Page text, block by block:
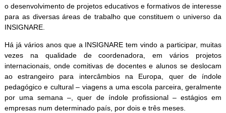
o desenvolvimento de projetos educativos e formativos de interesse
para as diversas áreas de trabalho que constituem o universo da
INSIGNARE.
Há já vários anos que a INSIGNARE tem vindo a participar, muitas
vezes na qualidade de coordenadora, em vários projetos
internacionais, onde comitivas de docentes e alunos se deslocam
ao estrangeiro para intercâmbios na Europa, quer de índole
pedagógico e cultural – viagens a uma escola parceira, geralmente
por uma semana –, quer de índole profissional – estágios em
empresas num determinado país, por dois e três meses.